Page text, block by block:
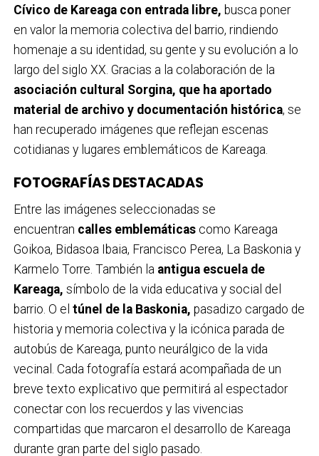
Cívico de Kareaga con entrada libre, busca poner
en valor la memoria colectiva del barrio, rindiendo
homenaje a su identidad, su gente y su evolución a lo
largo del siglo XX. Gracias a la colaboración de la
asociación cultural Sorgina, que ha aportado
material de archivo y documentación histórica, se
han recuperado imágenes que reflejan escenas
cotidianas y lugares emblemáticos de Kareaga.
FOTOGRAFÍAS DESTACADAS
Entre las imágenes seleccionadas se
encuentran calles emblemáticas como Kareaga
Goikoa, Bidasoa Ibaia, Francisco Perea, La Baskonia y
Karmelo Torre. También la antigua escuela de
Kareaga, símbolo de la vida educativa y social del
barrio. O el túnel de la Baskonia, pasadizo cargado de
historia y memoria colectiva y la icónica parada de
autobús de Kareaga, punto neurálgico de la vida
vecinal. Cada fotografía estará acompañada de un
breve texto explicativo que permitirá al espectador
conectar con los recuerdos y las vivencias
compartidas que marcaron el desarrollo de Kareaga
durante gran parte del siglo pasado.